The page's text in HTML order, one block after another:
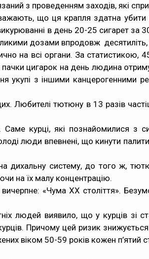
з проведенням заходів, які
що ця крапля здатна
в день 20-25 сигарет за 30
дозами впродовж
на всі органи. За статистикою,
цигарок на день людина
укупі з іншими канцерогенними
Любителі тютюну в 13 разів
курці, які познайомилися з
люди впевнені, що кинути
дихальну систему, до того ж,
на їх малу концентрацію.
«Чума ХХ століття».
людей виявило, що у курців зі
Причому цей ризик
віком 50-59 років кожен п’ятий